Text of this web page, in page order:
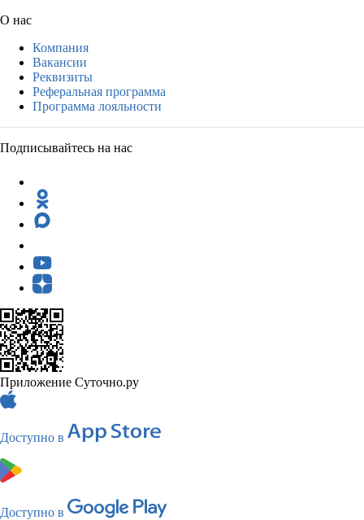
О нас
Компания
Вакансии
Реквизиты
Реферальная программа
Программа лояльности
Подписывайтесь на нас
Приложение Суточно.ру
Доступно в
Доступно в